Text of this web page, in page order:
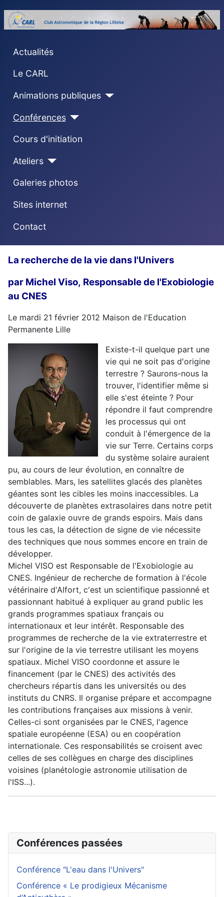
Actualités
Le CARL
Animations publiques
Conférences
Cours d'initiation
Ateliers
Galeries photos
Sites internet
Contact
La recherche de la vie dans l'Univers
par Michel Viso, Responsable de l'Exobiologie
au CNES
Le mardi 21 février 2012 Maison de l'Education
Permanente Lille
Existe-t-il quelque part une
vie qui ne soit pas d'origine
terrestre ? Saurons-nous la
trouver, l'identifier même si
elle s'est éteinte ? Pour
répondre il faut comprendre
les processus qui ont
conduit à l'émergence de la
vie sur Terre. Certains corps
du système solaire auraient
pu, au cours de leur évolution, en connaître de
semblables. Mars, les satellites glacés des planètes
géantes sont les cibles les moins inaccessibles. La
découverte de planètes extrasolaires dans notre petit
coin de galaxie ouvre de grands espoirs. Mais dans
tous les cas, la détection de signe de vie nécessite
des techniques que nous sommes encore en train de
développer.
Michel VISO est Responsable de l'Exobiologie au
CNES. Ingénieur de recherche de formation à l'école
vétérinaire d'Alfort, c'est un scientifique passionné et
passionnant habitué à expliquer au grand public les
grands programmes spatiaux français ou
internationaux et leur intérêt. Responsable des
programmes de recherche de la vie extraterrestre et
sur l'origine de la vie terrestre utilisant les moyens
spatiaux. Michel VISO coordonne et assure le
financement (par le CNES) des activités des
chercheurs répartis dans les universités ou des
instituts du CNRS. Il organise prépare et accompagne
les contributions françaises aux missions à venir.
Celles-ci sont organisées par le CNES, l'agence
spatiale européenne (ESA) ou en coopération
internationale. Ces responsabilités se croisent avec
celles de ses collègues en charge des disciplines
voisines (planétologie astronomie utilisation de
l'ISS...).
Conférences passées
Conférence "L'eau dans l'Univers"
Conférence « Le prodigieux Mécanisme